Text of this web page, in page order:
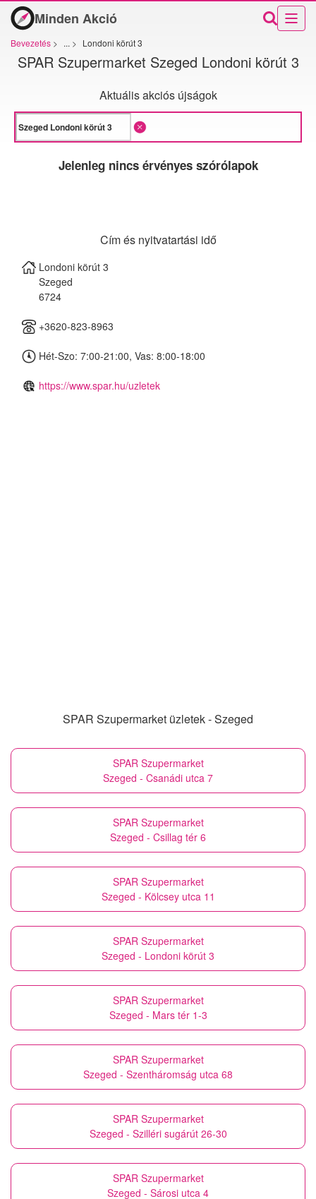
Minden Akció
Bevezetés > ... > Londoni körút 3
SPAR Szupermarket Szeged Londoni körút 3
Aktuális akciós újságok
Jelenleg nincs érvényes szórólapok
Cím és nyitvatartási idő
Londoni körút 3
Szeged
6724
+3620-823-8963
Hét-Szo: 7:00-21:00, Vas: 8:00-18:00
https://www.spar.hu/uzletek
SPAR Szupermarket üzletek - Szeged
SPAR Szupermarket
Szeged - Csanádi utca 7
SPAR Szupermarket
Szeged - Csillag tér 6
SPAR Szupermarket
Szeged - Kölcsey utca 11
SPAR Szupermarket
Szeged - Londoni körút 3
SPAR Szupermarket
Szeged - Mars tér 1-3
SPAR Szupermarket
Szeged - Szentháromság utca 68
SPAR Szupermarket
Szeged - Szilléri sugárút 26-30
SPAR Szupermarket
Szeged - Sárosi utca 4